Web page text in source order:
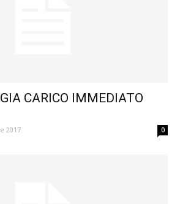
CARICO IMMEDIATO
2017 0